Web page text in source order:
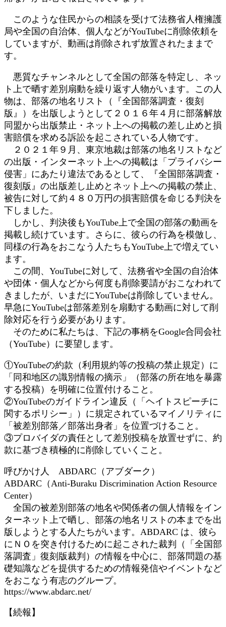
このような住民からの相談を受けて法務省人権擁護
局や全国の自治体、個人などがYouTubeに削除依頼を
していますが、動画は削除されず放置されたままで
す。
悪質なチャンネルとして全国の部落を特定し、ネッ
ト上で晒す差別扇動を繰り返す人物がいます。この人
物は、部落の地名リスト（『全国部落調査・復刻
版』）を出版しようとして２０１６年４月に部落解放
同盟から出版禁止・ネット上への掲載の差し止めと損
害賠償を求める訴訟を起こされている人物です。
２０２１年９月、東京地裁は部落の地名リストなど
の出版・インターネット上への掲載は「プライバシー
侵害」にあたり違法であるとして、『全国部落調査・
復刻版』の出版差し止めとネット上への掲載の禁止、
被告に対して約４８０万円の損害賠償を命じる判決を
下しました。
しかし、判決後もYouTube上で全国の部落の動画を
掲載し続けています。さらに、彼らの行為を模倣し、
同様の行為をおこなう人たちもYouTube上で増えてい
ます。
この間、YouTubeに対して、法務省や全国の自治体
や団体・個人などから何度も削除要請がおこなわれて
きましたが、いまだにYouTubeは削除していません。
早急にYouTubeは部落差別を扇動する動画に対して削
除対応を行う必要があります。
そのために私たちは、下記の事柄をGoogle合同会社
（YouTube）に要望します。
①YouTubeの約款（利用規約等の投稿の禁止規定）に
「同和地区の識別情報の摘示」（部落の所在地を暴露
する投稿）を明確に位置付けること。
②YouTubeのガイドライン違反（「ヘイトスピーチに
関するポリシー」）に規定されているマイノリティに
「被差別部落／部落出身者」を位置づけること。
③プロバイダの責任として差別投稿を放置せずに、約
款に基づき積極的に削除していくこと。
呼びかけ人 ABDARC（アブダーク）
ABDARC（Anti-Buraku Discrimination Action Resource
Center）
全国の被差別部落の地名や関係者の個人情報をイン
ターネット上で晒し、部落の地名リストの本までを出
版しようとする人たちがいます。ABDARC は、彼ら
にＮＯを突き付けるために起こされた裁判（「全国部
落調査」復刻版裁判）の情報を中心に、部落問題の基
礎知識などを提供するための情報発信やイベントなど
をおこなう有志のグループ。
https://www.abdarc.net/
【続報】